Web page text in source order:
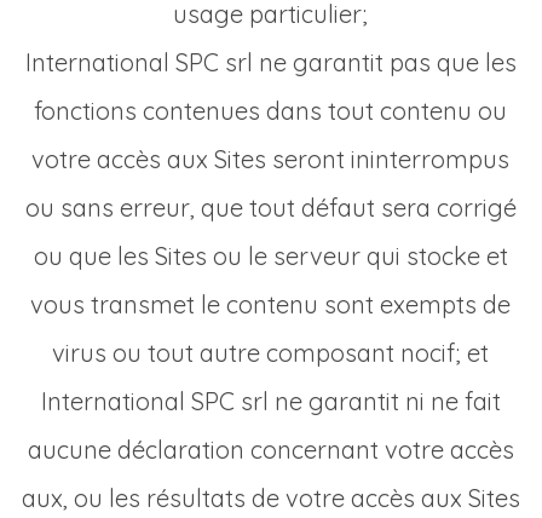
usage particulier;
International SPC srl ne garantit pas que les
fonctions contenues dans tout contenu ou
votre accès aux Sites seront ininterrompus
ou sans erreur, que tout défaut sera corrigé
ou que les Sites ou le serveur qui stocke et
vous transmet le contenu sont exempts de
virus ou tout autre composant nocif; et
International SPC srl ne garantit ni ne fait
aucune déclaration concernant votre accès
aux, ou les résultats de votre accès aux Sites